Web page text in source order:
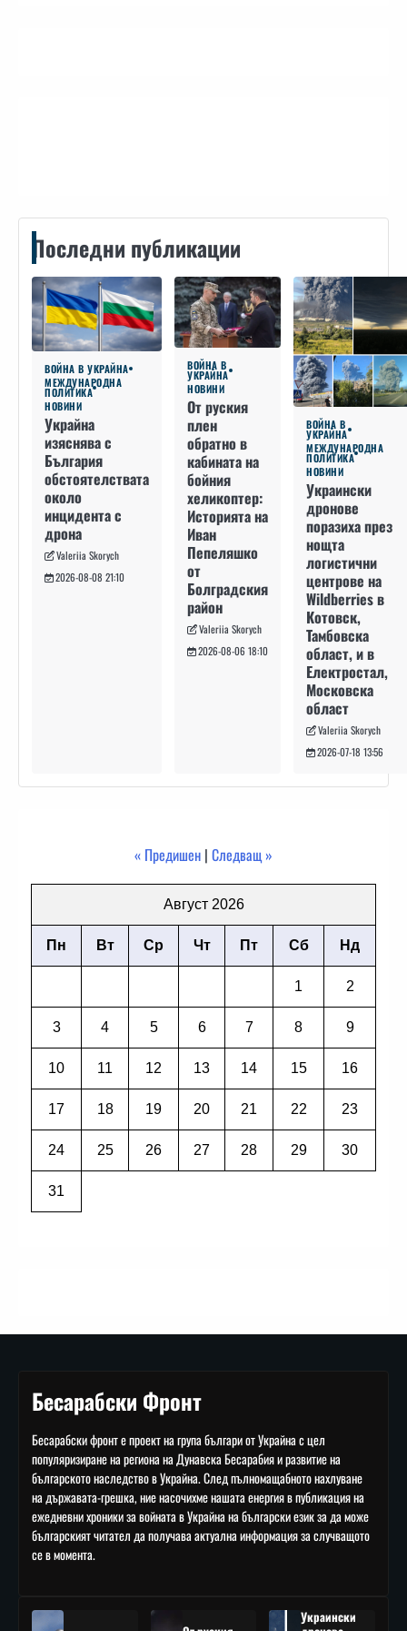
Последни публикации
ВОЙНА В УКРАЙНА
МЕЖДУНАРОДНА
ПОЛИТИКА
НОВИНИ
Украйна
изяснява с
България
обстоятелствата
около
инцидента с
дрона
Valeriia Skorych
2026-08-08 21:10
ВОЙНА В
УКРАЙНА
НОВИНИ
От руския
плен
обратно в
кабината на
бойния
хеликоптер:
Историята на
Иван
Пепеляшко
от
Болградския
район
Valeriia Skorych
2026-08-06 18:10
ВОЙНА В
УКРАЙНА
МЕЖДУНАРОДНА
ПОЛИТИКА
НОВИНИ
Украински
дронове
поразиха през
нощта
логистични
центрове на
Wildberries в
Котовск,
Тамбовска
област, и в
Електростал,
Московска
област
Valeriia Skorych
2026-07-18 13:56
« Предишен | Следващ »
Август 2026
Пн Вт Ср Чт Пт Сб Нд
1 2
3 4 5 6 7 8 9
10 11 12 13 14 15 16
17 18 19 20 21 22 23
24 25 26 27 28 29 30
31
Бесарабски Фронт
Бесарабски фронт е проект на група българи от Украйна с цел
популяризиране на региона на Дунавска Бесарабия и развитие на
българското наследство в Украйна. След пълномащабното нахлуване
на държавата-грешка, ние насочихме нашата енергия в публикация на
ежедневни хроники за войната в Украйна на български език за да може
българският читател да получава актуална информация за случващото
се в момента.
Украински